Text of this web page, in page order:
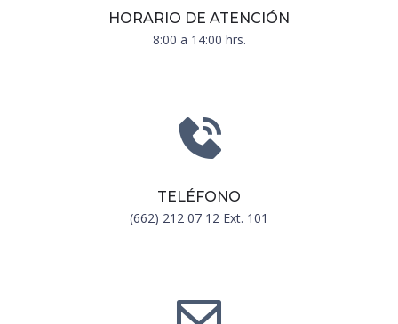
HORARIO DE ATENCIÓN
8:00 a 14:00 hrs.
TELÉFONO
(662) 212 07 12 Ext. 101